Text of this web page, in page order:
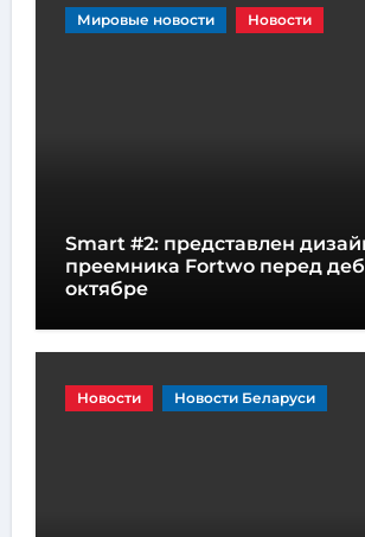
Мировые новости Новости
Smart #2: представлен
преемника Fortwo перед
октябре
Новости Новости Беларуси